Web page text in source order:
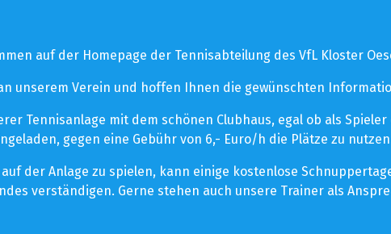
auf der Homepage der Tennisabteilung des VfL Kloster
unserem Verein und hoffen Ihnen die gewünschten
Tennisanlage mit dem schönen Clubhaus, egal ob als
gegen eine Gebühr von 6,- Euro/h die Plätze zu
der Anlage zu spielen, kann einige kostenlose
verständigen. Gerne stehen auch unsere Trainer als